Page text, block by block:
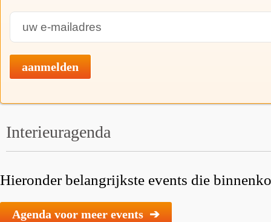
aanmelden
Interieuragenda
Hieronder belangrijkste events die
Agenda voor meer events ➔